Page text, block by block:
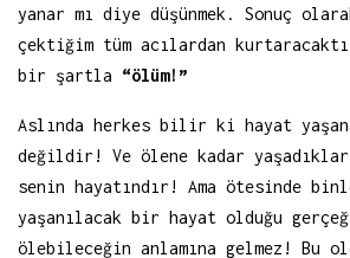
yanar mı diye düşünmek. Sonuç
çektiğim tüm acılardan
bir şartla “ölüm!”
Aslında herkes bilir ki hayat
değildir! Ve ölene kadar
senin hayatındır! Ama ötesinde
yaşanılacak bir hayat olduğu
ölebileceğin anlamına gelmez! Bu